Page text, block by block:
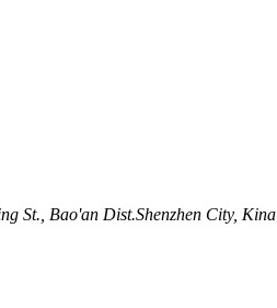
St., Bao'an Dist.Shenzhen City, Kina